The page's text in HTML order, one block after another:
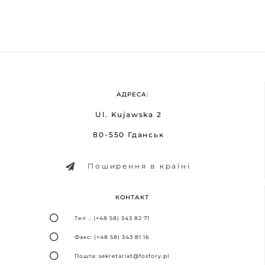
АДРЕСА:
Ul. Kujawska 2
80-550 Гданськ
Поширення в країні
КОНТАКТ
Тел .: (+48 58) 343 82 71
Факс: (+48 58) 343 81 16
Пошта: sekretariat@fosfory.pl